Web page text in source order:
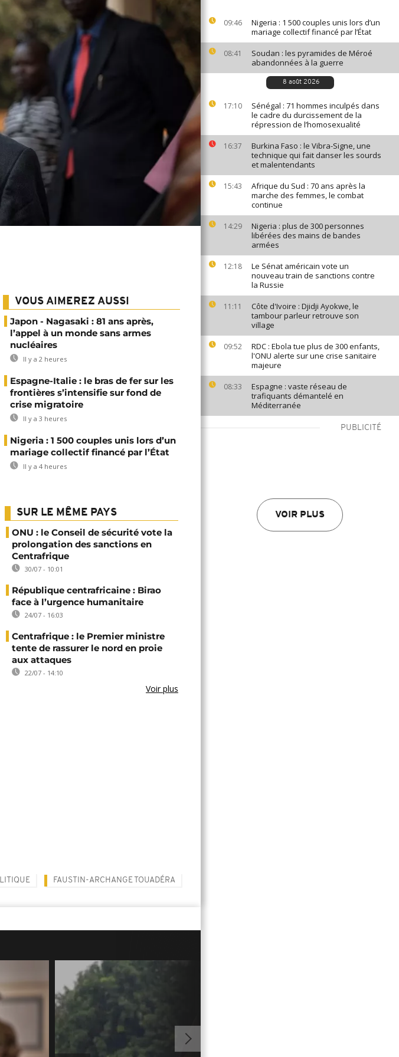
09:46
Nigeria : 1 500 couples unis lors d’un
mariage collectif financé par l’État
08:41
Soudan : les pyramides de Méroé
abandonnées à la guerre
8 août 2026
17:10
Sénégal : 71 hommes inculpés dans
le cadre du durcissement de la
répression de l’homosexualité
16:37
Burkina Faso : le Vibra-Signe, une
technique qui fait danser les sourds
et malentendants
15:43
Afrique du Sud : 70 ans après la
marche des femmes, le combat
continue
14:29
Nigeria : plus de 300 personnes
libérées des mains de bandes
armées
12:18
Le Sénat américain vote un
nouveau train de sanctions contre
la Russie
11:11
Côte d'Ivoire : Djidji Ayokwe, le
tambour parleur retrouve son
village
09:52
RDC : Ebola tue plus de 300 enfants,
l'ONU alerte sur une crise sanitaire
majeure
08:33
Espagne : vaste réseau de
trafiquants démantelé en
Méditerranée
PUBLICITÉ
VOIR PLUS
VOUS AIMEREZ AUSSI
Japon - Nagasaki : 81 ans après,
l’appel à un monde sans armes
nucléaires
Il y a 2 heures
Espagne-Italie : le bras de fer sur les
frontières s’intensifie sur fond de
crise migratoire
Il y a 3 heures
Nigeria : 1 500 couples unis lors d’un
mariage collectif financé par l’État
Il y a 4 heures
SUR LE MÊME PAYS
ONU : le Conseil de sécurité vote la
prolongation des sanctions en
Centrafrique
30/07 - 10:01
République centrafricaine : Birao
face à l’urgence humanitaire
24/07 - 16:03
Centrafrique : le Premier ministre
tente de rassurer le nord en proie
aux attaques
22/07 - 14:10
Voir plus
FAUSTIN-ARCHANGE TOUADÉRA